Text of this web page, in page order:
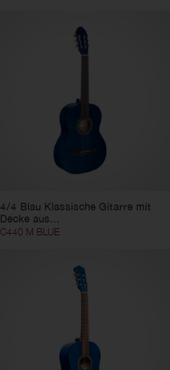
4/4 Blau Klassische Gitarre mit
Decke aus...
C440 M BLUE